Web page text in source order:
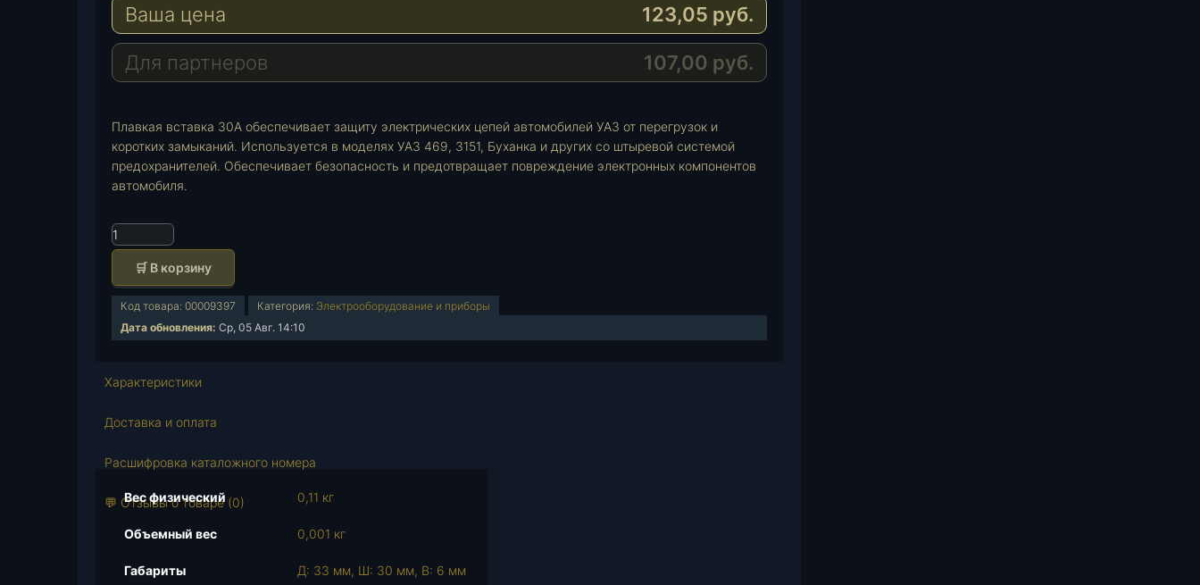
r
a
m
s
A
p
a
i
l
Ваша цена 123,05 руб.
Для партнеров 107,00 руб.
Плавкая вставка 30А обеспечивает защиту электрических цепей автомобилей УАЗ от перегрузок и
коротких замыканий. Используется в моделях УАЗ 469, 3151, Буханка и других со штыревой системой
предохранителей. Обеспечивает безопасность и предотвращает повреждение электронных компонентов
автомобиля.
К
о
и
т
о
о
а
🛒 В корзину
Код товара: 00009397 Категория: Электрооборудование и приборы
Дата обновления: Ср, 05 Авг. 14:10
Характеристики
Доставка и оплата
Расшифровка каталожного номера
💬 Отзывы о товаре (0)
Вес физический 0,11 кг
Объемный вес 0,001 кг
Габариты Д: 33 мм, Ш: 30 мм, В: 6 мм